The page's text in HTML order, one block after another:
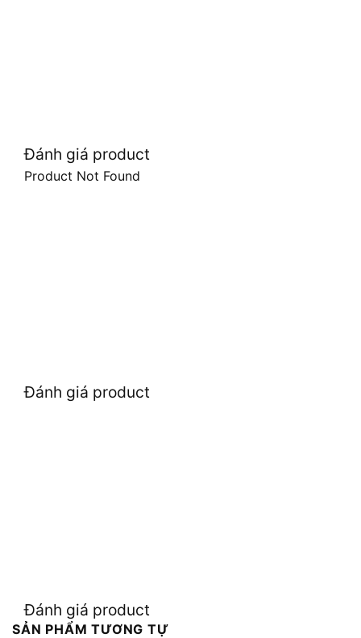
Đánh giá product
Product Not Found
Đánh giá product
Đánh giá product
SẢN PHẨM TƯƠNG TỰ